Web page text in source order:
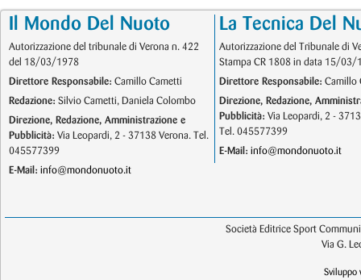
Il Mondo Del Nuoto
Autorizzazione del tribunale di Verona n. 422
del 18/03/1978
Direttore Responsabile: Camillo Cametti
Redazione: Silvio Cametti, Daniela Colombo
Direzione, Redazione, Amministrazione e
Pubblicità: Via Leopardi, 2 - 37138 Verona. Tel.
045577399
E-Mail: info@mondonuoto.it
La Tecnica Del
Autorizzazione del Tribunale di
Stampa CR 1808 in data 15/03/
Direttore Responsabile: Camillo
Direzione, Redazione,
Pubblicità: Via Leopardi, 2 -
Tel. 045577399
E-Mail: info@mondonuoto.it
Società Editrice Sport
Via G.
Sviluppo